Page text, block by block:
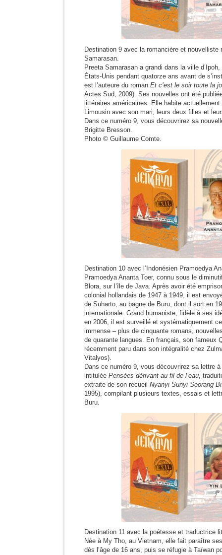
Destination 9 avec la romancière et nouvelliste
Samarasan.
Preeta Samarasan a grandi dans la ville
États-Unis pendant quatorze ans avant de
est l’auteure du roman Et c’est le soir toute la
Actes Sud, 2009). Ses nouvelles ont été
littéraires américaines. Elle habite
Limousin avec son mari, leurs deux filles et
Dans ce numéro 9, vous découvrirez sa
Brigitte Bresson.
Photo © Guillaume Comte.
Destination 10 avec l’Indonésien Pramoedya
Pramoedya Ananta Toer, connu sous le
Blora, sur l’île de Java. Après avoir été
colonial hollandais de 1947 à 1949, il est
de Suharto, au bagne de Buru, dont il sort en
internationale. Grand humaniste, fidèle à ses
en 2006, il est surveillé et systématiquement
immense – plus de cinquante romans,
de quarante langues. En français, son fameux
récemment paru dans son intégralité chez
Vitalyos).
Dans ce numéro 9, vous découvrirez sa lettre
intitulée Pensées dérivant au fil de l’eau,
extraite de son recueil Nyanyi Sunyi Seorang
1995), compilant plusieurs textes, essais et
Buru.
Destination 11 avec la poétesse et traductrice
Née à My Tho, au Vietnam, elle fait paraître
dès l’âge de 16 ans, puis se réfugie à Taïwan